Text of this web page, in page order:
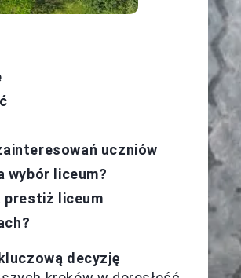
uczniów
wybór liceum?
prestiż liceum
kluczową decyzję